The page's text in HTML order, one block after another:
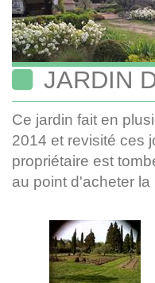
JARDIN
Ce jardin fait en
2014 et revisité ces
propriétaire est
au point d'acheter